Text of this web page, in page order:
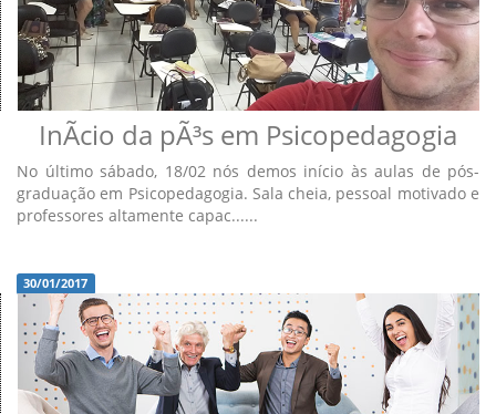
InÃ­cio da pÃ³s em Psicopedagogia
No último sábado, 18/02 nós demos início às aulas de pós-
graduação em Psicopedagogia. Sala cheia, pessoal motivado e
professores altamente capac......
30/01/2017